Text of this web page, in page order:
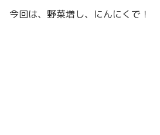
今回は、野菜増し、にんにくで！